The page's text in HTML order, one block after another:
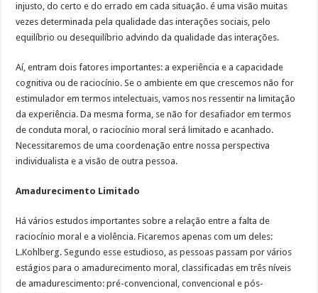
injusto, do certo e do errado em cada situação. é uma visão muitas
vezes determinada pela qualidade das interações sociais, pelo
equilíbrio ou desequilíbrio advindo da qualidade das interações.
Aí, entram dois fatores importantes: a experiência e a capacidade
cognitiva ou de raciocínio. Se o ambiente em que crescemos não for
estimulador em termos intelectuais, vamos nos ressentir na limitação
da experiência. Da mesma forma, se não for desafiador em termos
de conduta moral, o raciocínio moral será limitado e acanhado.
Necessitaremos de uma coordenação entre nossa perspectiva
individualista e a visão de outra pessoa.
Amadurecimento Limitado
Há vários estudos importantes sobre a relação entre a falta de
raciocínio moral e a violência. Ficaremos apenas com um deles:
L.Kohlberg. Segundo esse estudioso, as pessoas passam por vários
estágios para o amadurecimento moral, classificadas em três níveis
de amadurescimento: pré-convencional, convencional e pós-